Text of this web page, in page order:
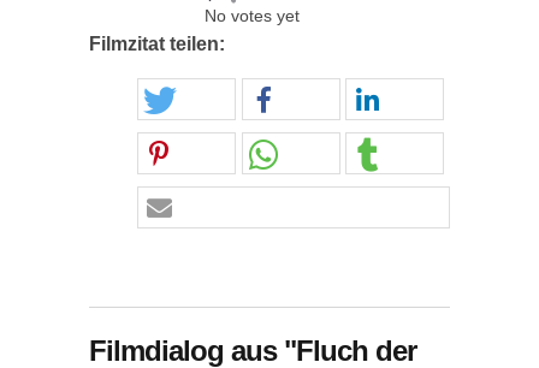
No votes yet
Filmzitat teilen:
Filmdialog aus "Fluch der